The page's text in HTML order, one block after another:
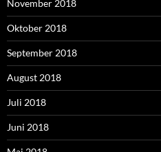
November 2018
Oktober 2018
September 2018
August 2018
Juli 2018
Juni 2018